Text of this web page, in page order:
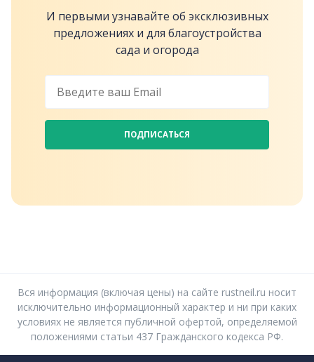
И первыми узнавайте об эксклюзивных
предложениях и для благоустройства
сада и огорода
ПОДПИСАТЬСЯ
Вся информация (включая цены) на сайте rustneil.ru носит
исключительно информационный характер и ни при каких
условиях не является публичной офертой, определяемой
положениями статьи 437 Гражданского кодекса РФ.